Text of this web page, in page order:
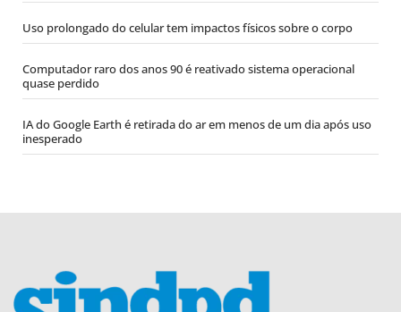
Uso prolongado do celular tem impactos físicos sobre o corpo
Computador raro dos anos 90 é reativado sistema operacional
quase perdido
IA do Google Earth é retirada do ar em menos de um dia após uso
inesperado